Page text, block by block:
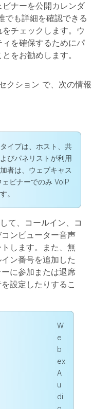
ナーを公開カレンダ
でも詳細を確認できる
チェックします。ウ
を確保するためにパ
をお勧めします。
クション で、次の情報
イプは、ホスト、共
びパネリストが利用
者は、ウェブキャス
ェビナーでのみ VoIP
。
て、コールイン、コ
ンピューター音声
します。また、無
ン番号を追加した
に参加または退席
設定したりするこ
W
e
b
ex
A
u
di